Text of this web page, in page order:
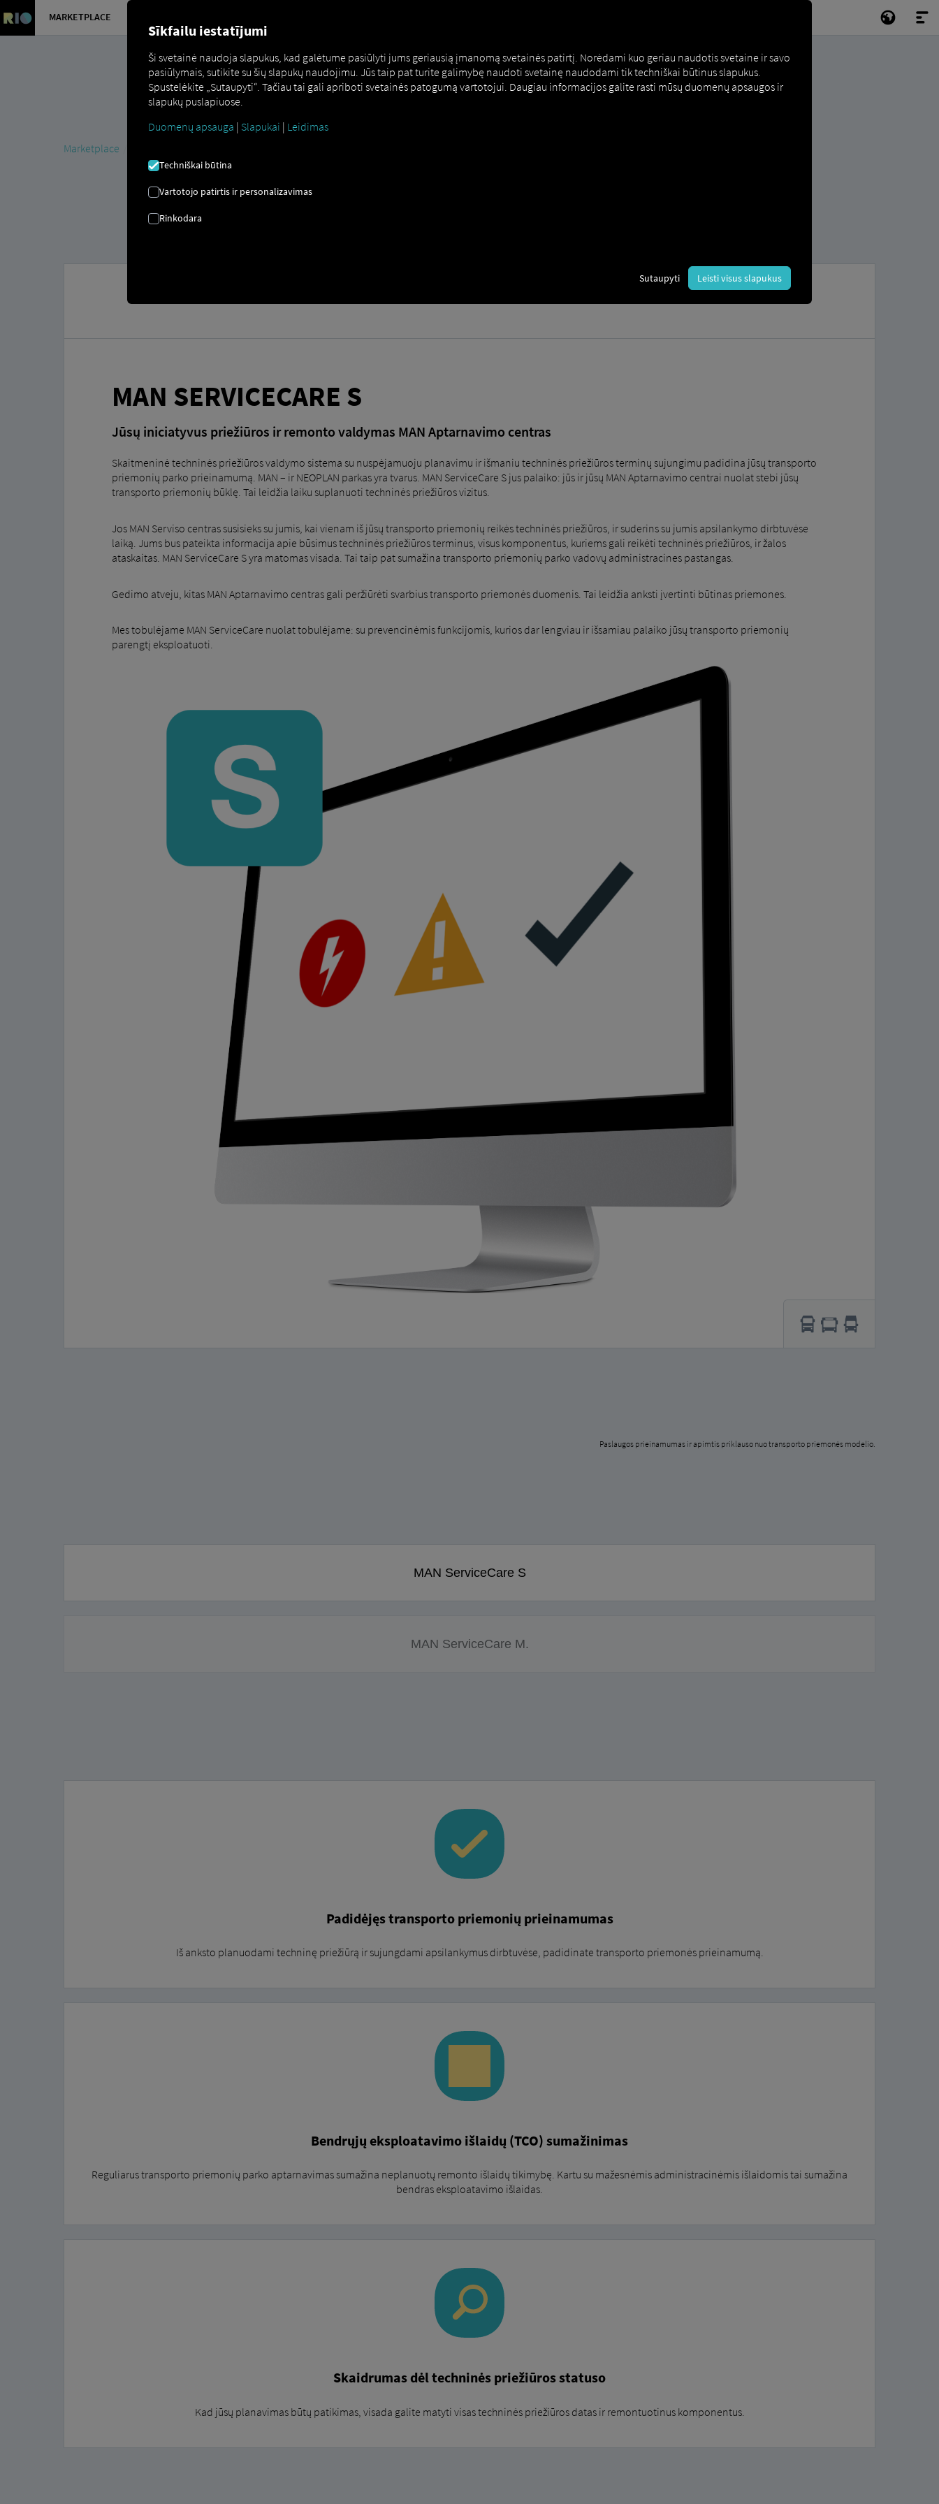
MARKETPLACE
Marketplace
MAN SERVICECARE S
Jūsų iniciatyvus priežiūros ir remonto valdymas MAN Aptarnavimo centras
Skaitmeninė techninės priežiūros valdymo sistema su nuspėjamuoju planavimu ir išmaniu techninės priežiūros terminų sujungimu padidina jūsų transporto
priemonių parko prieinamumą. MAN – ir NEOPLAN parkas yra tvarus. MAN ServiceCare S jus palaiko: jūs ir jūsų MAN Aptarnavimo centrai nuolat stebi jūsų
transporto priemonių būklę. Tai leidžia laiku suplanuoti techninės priežiūros vizitus.
Jos MAN Serviso centras susisieks su jumis, kai vienam iš jūsų transporto priemonių reikės techninės priežiūros, ir suderins su jumis apsilankymo dirbtuvėse
laiką. Jums bus pateikta informacija apie būsimus techninės priežiūros terminus, visus komponentus, kuriems gali reikėti techninės priežiūros, ir žalos
ataskaitas. MAN ServiceCare S yra matomas visada. Tai taip pat sumažina transporto priemonių parko vadovų administracines pastangas.
Gedimo atveju, kitas MAN Aptarnavimo centras gali peržiūrėti svarbius transporto priemonės duomenis. Tai leidžia anksti įvertinti būtinas priemones.
Mes tobulėjame MAN ServiceCare nuolat tobulėjame: su prevencinėmis funkcijomis, kurios dar lengviau ir išsamiau palaiko jūsų transporto priemonių
parengtį eksploatuoti.
Paslaugos prieinamumas ir apimtis priklauso nuo transporto priemonės modelio.
MAN ServiceCare S
MAN ServiceCare M.
Padidėjęs transporto priemonių prieinamumas
Iš anksto planuodami techninę priežiūrą ir sujungdami apsilankymus dirbtuvėse, padidinate transporto priemonės prieinamumą.
Bendrųjų eksploatavimo išlaidų (TCO) sumažinimas
Reguliarus transporto priemonių parko aptarnavimas sumažina neplanuotų remonto išlaidų tikimybę. Kartu su mažesnėmis administracinėmis išlaidomis tai sumažina
bendras eksploatavimo išlaidas.
Skaidrumas dėl techninės priežiūros statuso
Kad jūsų planavimas būtų patikimas, visada galite matyti visas techninės priežiūros datas ir remontuotinus komponentus.
Sīkfailu iestatījumi
Ši svetainė naudoja slapukus, kad galėtume pasiūlyti jums geriausią įmanomą svetainės patirtį. Norėdami kuo geriau naudotis svetaine ir savo
pasiūlymais, sutikite su šių slapukų naudojimu. Jūs taip pat turite galimybę naudoti svetainę naudodami tik techniškai būtinus slapukus.
Spustelėkite „Sutaupyti“. Tačiau tai gali apriboti svetainės patogumą vartotojui. Daugiau informacijos galite rasti mūsų duomenų apsaugos ir
slapukų puslapiuose.
Duomenų apsauga | Slapukai | Leidimas
Techniškai būtina
Vartotojo patirtis ir personalizavimas
Rinkodara
Sutaupyti Leisti visus slapukus